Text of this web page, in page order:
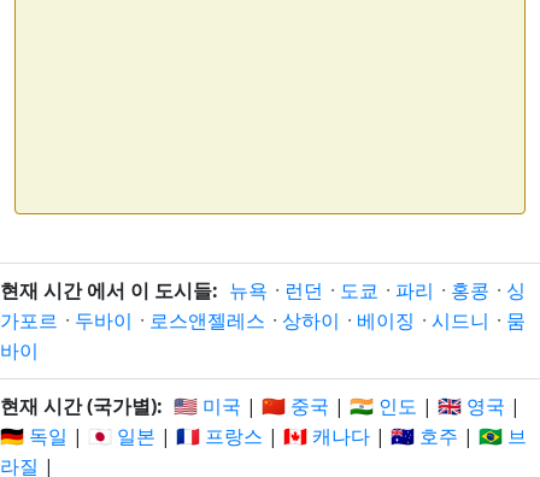
현재 시간 에서 이 도시들: 뉴욕 · 런던 · 도쿄 · 파리 · 홍콩 · 싱
가포르 · 두바이 · 로스앤젤레스 · 상하이 · 베이징 · 시드니 · 뭄
바이
현재 시간 (국가별): 🇺🇸 미국 | 🇨🇳 중국 | 🇮🇳 인도 | 🇬🇧 영국 |
🇩🇪 독일 | 🇯🇵 일본 | 🇫🇷 프랑스 | 🇨🇦 캐나다 | 🇦🇺 호주 | 🇧🇷 브
라질 |